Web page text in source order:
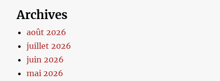
Archives
août 2026
juillet 2026
juin 2026
mai 2026